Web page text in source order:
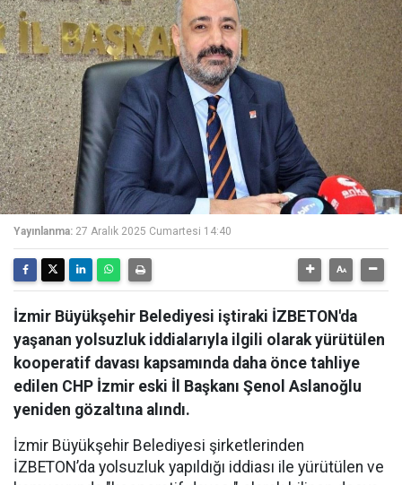
Yayınlanma: 27 Aralık 2025 Cumartesi 14:40
İzmir Büyükşehir Belediyesi iştiraki İZBETON'da
yaşanan yolsuzluk iddialarıyla ilgili olarak yürütülen
kooperatif davası kapsamında daha önce tahliye
edilen CHP İzmir eski İl Başkanı Şenol Aslanoğlu
yeniden gözaltına alındı.
İzmir Büyükşehir Belediyesi şirketlerinden
İZBETON’da yolsuzluk yapıldığı iddiası ile yürütülen ve